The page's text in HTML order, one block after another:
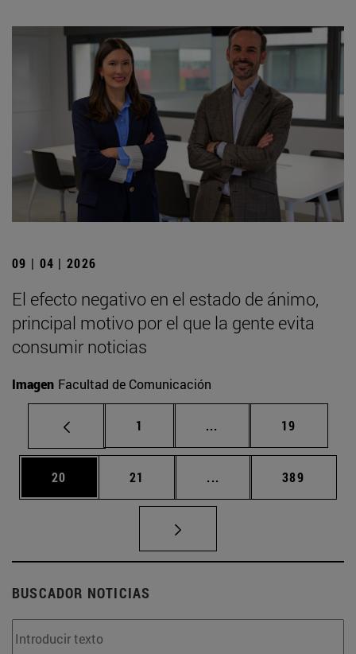
09 | 04 | 2026
El efecto negativo en el estado de ánimo,
principal motivo por el que la gente evita
consumir noticias
Imagen Facultad de Comunicación
Página
1 ... Páginas intermedias
Página
19
Página
20 Página
21 ... Páginas intermedias
Página
389
BUSCADOR NOTICIAS